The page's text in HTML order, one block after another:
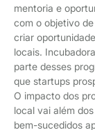
mentoria e
com o objetivo
criar
locais.
parte desses
que startups
O impacto dos
local vai além
bem-sucedidos